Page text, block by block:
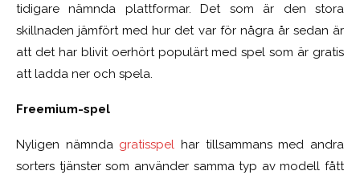
tidigare nämnda plattformar. Det som är den stora
skillnaden jämfört med hur det var för några år sedan är
att det har blivit oerhört populärt med spel som är gratis
att ladda ner och spela.
Freemium-spel
Nyligen nämnda gratisspel har tillsammans med andra
sorters tjänster som använder samma typ av modell fått